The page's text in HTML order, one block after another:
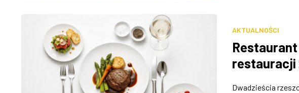
AKTUALNOŚCI
restauracji
Dwadzieścia